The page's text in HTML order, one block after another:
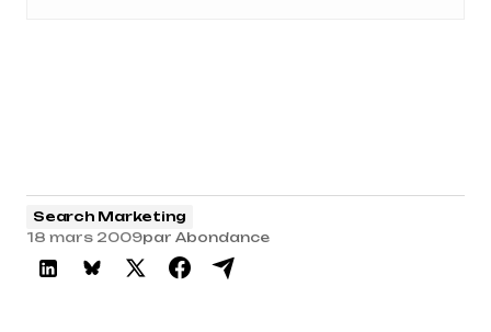
Search Marketing
18 mars 2009par Abondance